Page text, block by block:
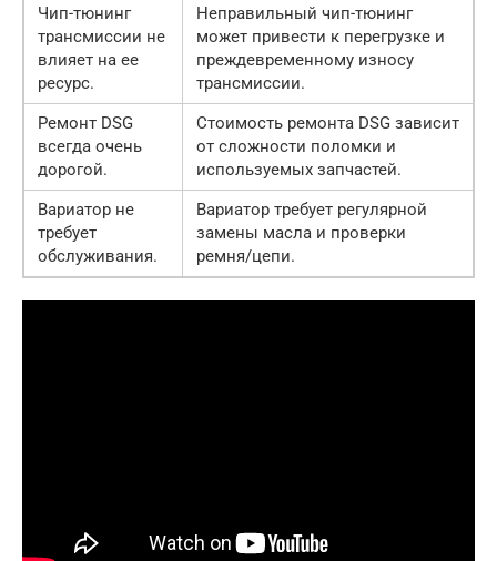
Чип-тюнинг
трансмиссии не
влияет на ее
ресурс.
Неправильный чип-тюнинг
может привести к перегрузке и
преждевременному износу
трансмиссии.
Ремонт DSG
всегда очень
дорогой.
Стоимость ремонта DSG зависит
от сложности поломки и
используемых запчастей.
Вариатор не
требует
обслуживания.
Вариатор требует регулярной
замены масла и проверки
ремня/цепи.